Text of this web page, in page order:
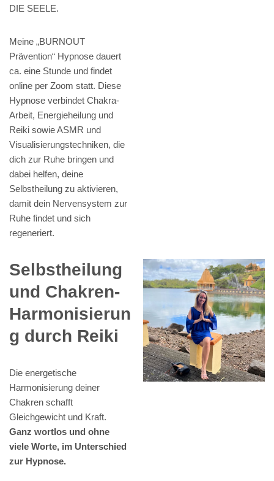
DIE SEELE.
Meine „BURNOUT
Prävention“ Hypnose dauert
ca. eine Stunde und findet
online per Zoom statt. Diese
Hypnose verbindet Chakra-
Arbeit, Energieheilung und
Reiki sowie ASMR und
Visualisierungstechniken, die
dich zur Ruhe bringen und
dabei helfen, deine
Selbstheilung zu aktivieren,
damit dein Nervensystem zur
Ruhe findet und sich
regeneriert.
Selbstheilung
und Chakren-
Harmonisierun
g durch Reiki
Die energetische
Harmonisierung deiner
Chakren schafft
Gleichgewicht und Kraft.
Ganz wortlos und ohne
viele Worte, im Unterschied
zur Hypnose.